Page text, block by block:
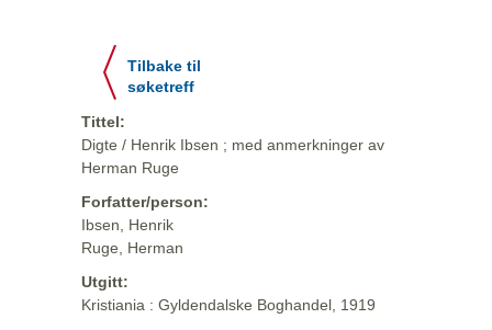
Tilbake til
søketreff
Tittel:
Digte / Henrik Ibsen ; med anmerkninger av
Herman Ruge
Forfatter/person:
Ibsen, Henrik
Ruge, Herman
Utgitt:
Kristiania : Gyldendalske Boghandel, 1919